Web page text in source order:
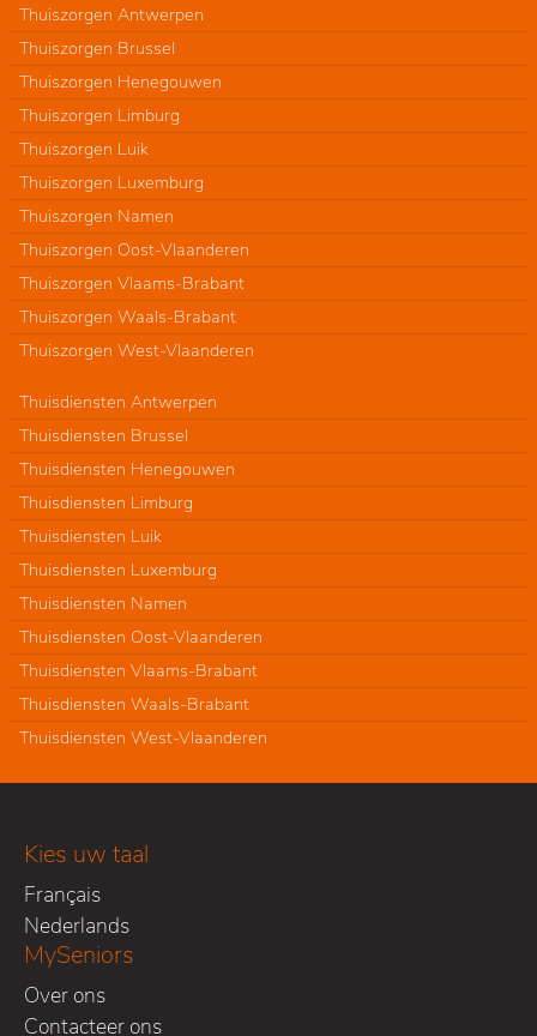
Thuiszorgen Antwerpen
Thuiszorgen Brussel
Thuiszorgen Henegouwen
Thuiszorgen Limburg
Thuiszorgen Luik
Thuiszorgen Luxemburg
Thuiszorgen Namen
Thuiszorgen Oost-Vlaanderen
Thuiszorgen Vlaams-Brabant
Thuiszorgen Waals-Brabant
Thuiszorgen West-Vlaanderen
Thuisdiensten Antwerpen
Thuisdiensten Brussel
Thuisdiensten Henegouwen
Thuisdiensten Limburg
Thuisdiensten Luik
Thuisdiensten Luxemburg
Thuisdiensten Namen
Thuisdiensten Oost-Vlaanderen
Thuisdiensten Vlaams-Brabant
Thuisdiensten Waals-Brabant
Thuisdiensten West-Vlaanderen
Kies uw taal
Français
Nederlands
MySeniors
Over ons
Contacteer ons